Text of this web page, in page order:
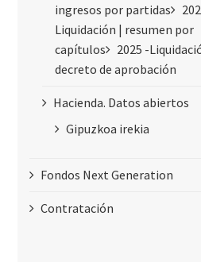
ingresos por partidas
Liquidación | resumen por
capítulos
2025 -
decreto de aprobación
Hacienda. Datos abiertos
Gipuzkoa irekia
Fondos Next Generation
Contratación